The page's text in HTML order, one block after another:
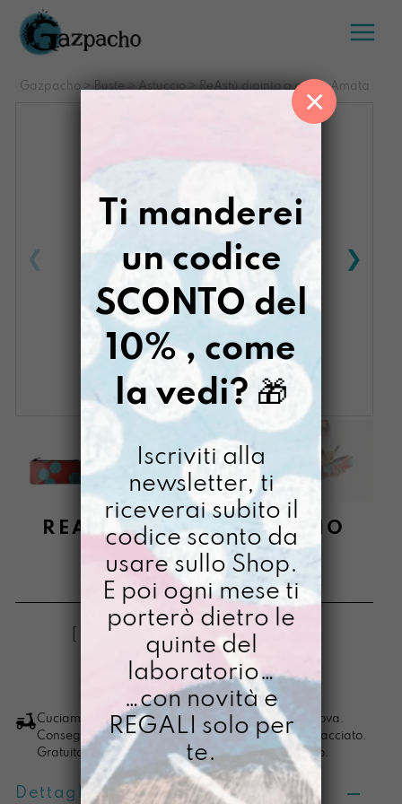
Salta
contenuto
Gazpacho> Buste > Astuccio> ReAstù dipinto a mano Amata
REASTÙ DIPINTO A MANO
AMATA
€22,00
[ Astuccio Astuccio: 22 x 10 x 1,5 cm ]
dipinto
a
mano
Amata
LO VOGLIO
Cuciamo ogni ordine nel nostro laboratorio di Padova.
Consegna in 4/5 giorni lavorativi, pacco sempre tracciato.
Gratuita per ordini di importo superiore ai 100 euro.
Dettagli prodotto
Ti manderei
un codice
SCONTO del
10% , come
la vedi? 🎁
Iscriviti alla
newsletter, ti
riceverai subito il
codice sconto da
usare sullo Shop.
E poi ogni mese ti
porterò dietro le
quinte del
laboratorio…
…con novità e
REGALI solo per
te.
×